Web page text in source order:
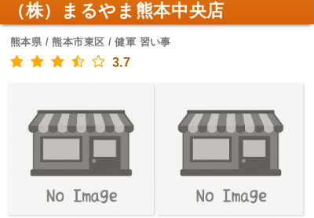
（株）まるやま熊本中央店
熊本県 / 熊本市東区 / 健軍 習い事
3.7